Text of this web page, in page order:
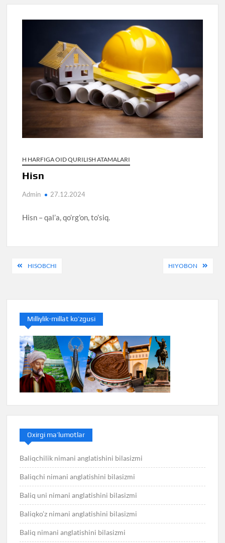
H HARFIGA OID QURILISH ATAMALARI
Hisn
Admin 27.12.2024
Hisn – qal’a, qo’rg’on, to’siq.
PostHISOBCHI HIYOBON
Milliylik-millat ko’zgusi
Oxirgi ma’lumotlar
Baliqchilik nimani anglatishini bilasizmi
Baliqchi nimani anglatishini bilasizmi
Baliq uni nimani anglatishini bilasizmi
Baliqko’z nimani anglatishini bilasizmi
Baliq nimani anglatishini bilasizmi